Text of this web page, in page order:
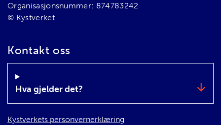
Organisasjonsnummer: 874783242
© Kystverket
Kontakt oss
Hva gjelder det?
Kystverkets personvernerklæring